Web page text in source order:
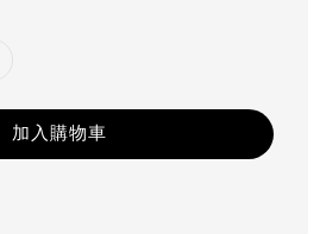
加入購物車